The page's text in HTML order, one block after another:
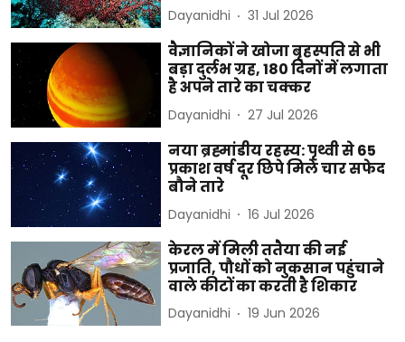
Dayanidhi 31 Jul 2026
वैज्ञानिकों ने खोजा बृहस्पति से भी
बड़ा दुर्लभ ग्रह, 180 दिनों में लगाता
है अपने तारे का चक्कर
Dayanidhi 27 Jul 2026
नया ब्रह्मांडीय रहस्य: पृथ्वी से 65
प्रकाश वर्ष दूर छिपे मिले चार सफेद
बौने तारे
Dayanidhi 16 Jul 2026
केरल में मिली ततैया की नई
प्रजाति, पौधों को नुकसान पहुंचाने
वाले कीटों का करती है शिकार
Dayanidhi 19 Jun 2026